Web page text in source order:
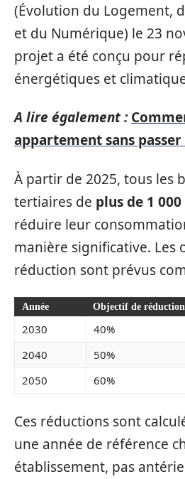
(Évolution du Logement,
et du Numérique) le 23
projet a été conçu pour
énergétiques et
A lire également :
appartement sans
À partir de 2025, tous les
tertiaires de plus de 1 000
réduire leur
manière significative. Les
réduction sont prévus
Année Objectif de
2030
40%
2040
50%
2050
60%
Ces réductions sont
une année de référence
établissement, pas